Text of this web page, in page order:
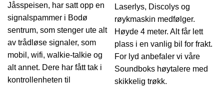
Jåsspeisen, har satt opp en
signalspammer i Bodø
sentrum, som stenger ute alt
av trådløse signaler, som
mobil, wifi, walkie-talkie og
alt annet. Dere har fått tak i
kontrollenheten til
Laserlys, Discolys og
røykmaskin medfølger.
Høyde 4 meter. Alt får lett
plass i en vanlig bil for frakt.
For lyd anbefaler vi våre
Soundboks høytalere med
skikkelig trøkk.